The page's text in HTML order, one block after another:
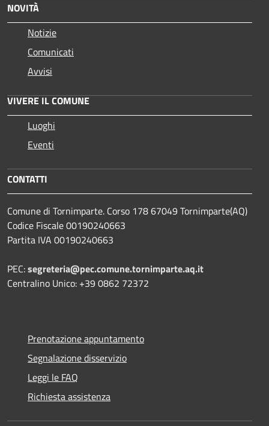
NOVITÀ
Notizie
Comunicati
Avvisi
VIVERE IL COMUNE
Luoghi
Eventi
CONTATTI
Comune di Tornimparte. Corso 178 67049 Tornimparte(AQ)
Codice Fiscale 00190240663
Partita IVA 00190240663
PEC:segreteria@pec.comune.tornimparte.aq.it
Centralino Unico: +39 0862 72372
Prenotazione appuntamento
Segnalazione disservizio
Leggi le FAQ
Richiesta assistenza